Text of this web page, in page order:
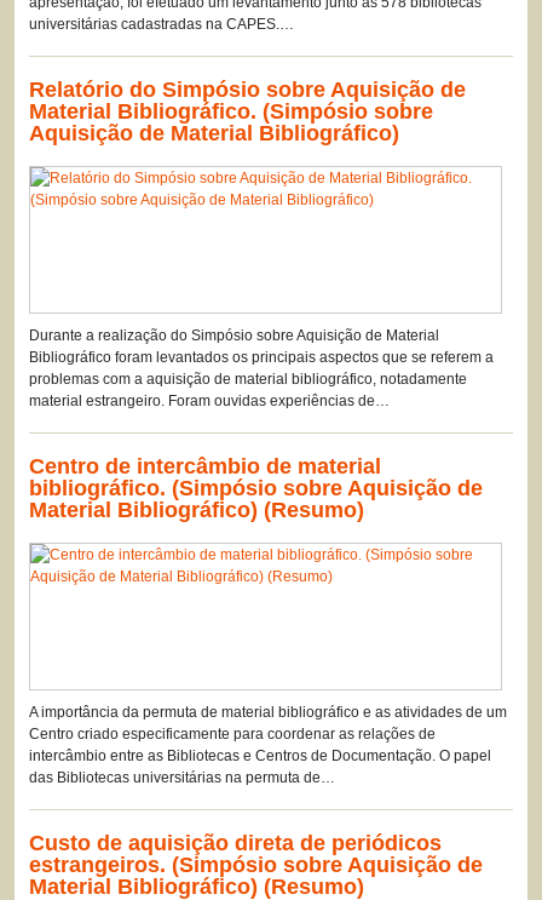
universitárias cadastradas na CAPES.…
Relatório do Simpósio sobre Aquisição de
Material Bibliográfico. (Simpósio sobre
Aquisição de Material Bibliográfico)
Durante a realização do Simpósio sobre Aquisição de Material
Bibliográfico foram levantados os principais aspectos que se referem a
problemas com a aquisição de material bibliográfico, notadamente
material estrangeiro. Foram ouvidas experiências de…
Centro de intercâmbio de material
bibliográfico. (Simpósio sobre Aquisição de
Material Bibliográfico) (Resumo)
A importância da permuta de material bibliográfico e as atividades de um
Centro criado especificamente para coordenar as relações de
intercâmbio entre as Bibliotecas e Centros de Documentação. O papel
das Bibliotecas universitárias na permuta de…
Custo de aquisição direta de periódicos
estrangeiros. (Simpósio sobre Aquisição de
Material Bibliográfico) (Resumo)